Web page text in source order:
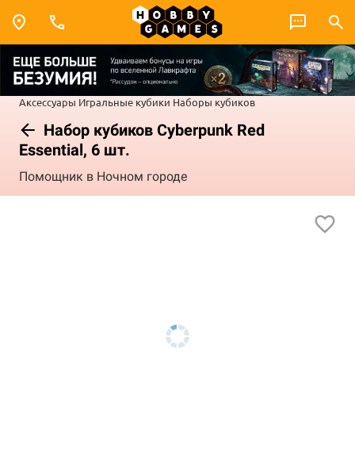
Аксессуары Игральные кубики Наборы кубиков
Набор кубиков Cyberpunk Red
Essential, 6 шт.
Помощник в Ночном городе